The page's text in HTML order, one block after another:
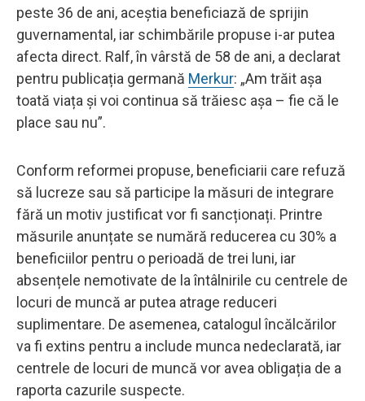
peste 36 de ani, aceștia beneficiază de sprijin
guvernamental, iar schimbările propuse i-ar putea
afecta direct. Ralf, în vârstă de 58 de ani, a declarat
pentru publicația germană Merkur: „Am trăit așa
toată viața și voi continua să trăiesc așa – fie că le
place sau nu”.
Conform reformei propuse, beneficiarii care refuză
să lucreze sau să participe la măsuri de integrare
fără un motiv justificat vor fi sancționați. Printre
măsurile anunțate se numără reducerea cu 30% a
beneficiilor pentru o perioadă de trei luni, iar
absențele nemotivate de la întâlnirile cu centrele de
locuri de muncă ar putea atrage reduceri
suplimentare. De asemenea, catalogul încălcărilor
va fi extins pentru a include munca nedeclarată, iar
centrele de locuri de muncă vor avea obligația de a
raporta cazurile suspecte.